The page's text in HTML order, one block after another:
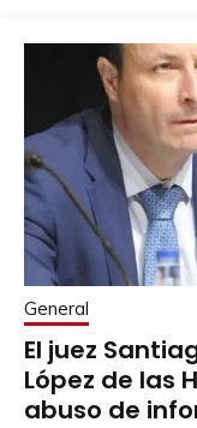
General
El juez
López de las
abuso de